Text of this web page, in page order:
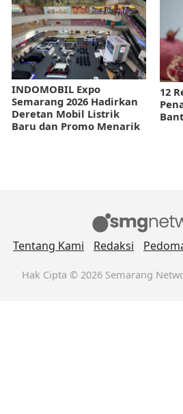
INDOMOBIL Expo
Semarang 2026 Hadirkan
Deretan Mobil Listrik
Baru dan Promo Menarik
12
Tentang Kami Redaksi
Hak Cipta © 2026 Semarang